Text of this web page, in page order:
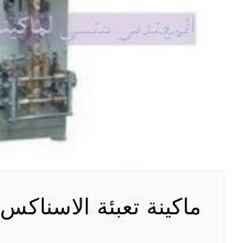
ماكينة تعبئة الاسناكس